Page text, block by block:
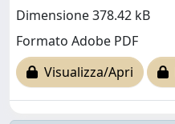
Dimensione 378.42 kB
Formato Adobe PDF
Visualizza/Apri